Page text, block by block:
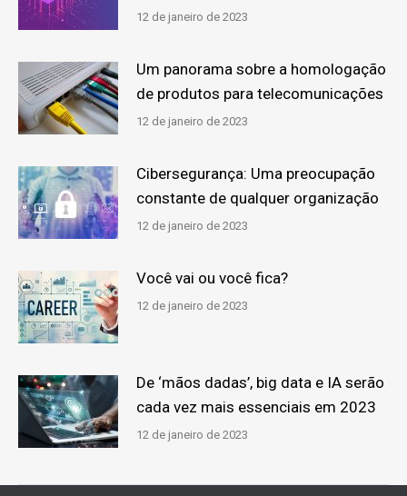
12 de janeiro de 2023
Um panorama sobre a homologação
de produtos para telecomunicações
12 de janeiro de 2023
Cibersegurança: Uma preocupação
constante de qualquer organização
12 de janeiro de 2023
Você vai ou você fica?
12 de janeiro de 2023
De ‘mãos dadas’, big data e IA serão
cada vez mais essenciais em 2023
12 de janeiro de 2023